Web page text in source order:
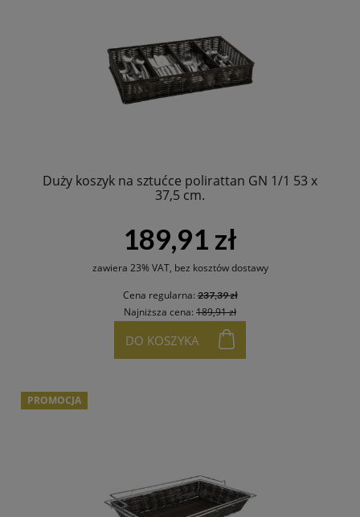
Duży koszyk na sztućce polirattan GN 1/1 53 x
37,5 cm.
189,91 zł
zawiera 23% VAT, bez kosztów dostawy
Cena regularna:237,39 zł
Najniższa cena: 189,91 zł
DO KOSZYKA
PROMOCJA